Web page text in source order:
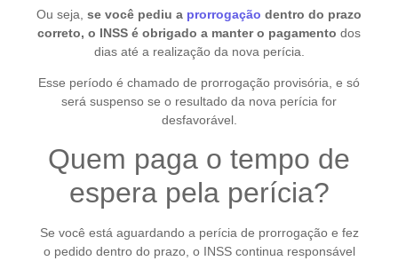
Ou seja, se você pediu a prorrogação dentro do prazo
correto, o INSS é obrigado a manter o pagamento dos
dias até a realização da nova perícia.
Esse período é chamado de prorrogação provisória, e só
será suspenso se o resultado da nova perícia for
desfavorável.
Quem paga o tempo de
espera pela perícia?
Se você está aguardando a perícia de prorrogação e fez
o pedido dentro do prazo, o INSS continua responsável